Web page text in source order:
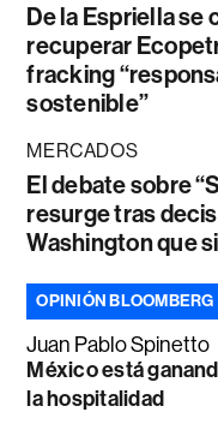
De la Espriella se
recuperar
fracking
sostenible”
MERCADOS
El debate sobre
resurge tras
Washington que
OPINIÓN BLOOMBERG
Juan Pablo Spinetto
México está
la hospitalidad